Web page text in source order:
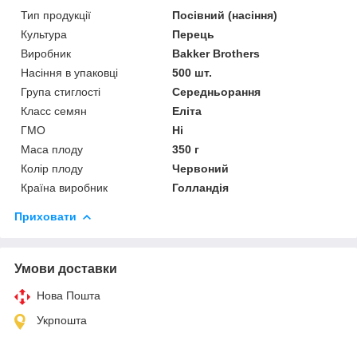
Тип продукції
Посівний (насіння)
Культура
Перець
Виробник
Bakker Brothers
Насіння в упаковці
500 шт.
Група стиглості
Середньорання
Класс семян
Еліта
ГМО
Ні
Маса плоду
350 г
Колір плоду
Червоний
Країна виробник
Голландія
Приховати
Умови доставки
Нова Пошта
Укрпошта